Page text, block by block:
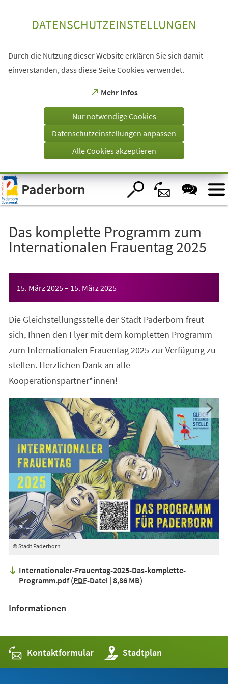
Visuelle
Assistenzsoftware
öffnen.
DATENSCHUTZEINSTELLUNGEN
Durch die Nutzung dieser Website erklären Sie sich damit
einverstanden, dass diese Seite Cookies verwendet.
Mehr Infos
(Öffnet
einem
Tab)
Nur notwendige Cookies
Datenschutzeinstellungen anpassen
Alle Cookies akzeptieren
Paderborn
Das komplette Programm zum
Internationalen Frauentag 2025
15. März 2025– 15. März 2025
Die Gleichstellungsstelle der Stadt Paderborn freut
sich, Ihnen den Flyer mit dem kompletten Programm
zum Internationalen Frauentag 2025 zur Verfügung zu
stellen. Herzlichen Dank an alle
Kooperationspartner*innen!
© Stadt Paderborn
Internationaler-Frauentag-2025-Das-komplette-
Programm.pdf PDF-Datei 8,86 MB
Informationen
Kontaktformular Stadtplan
(Öffnet
in
einem